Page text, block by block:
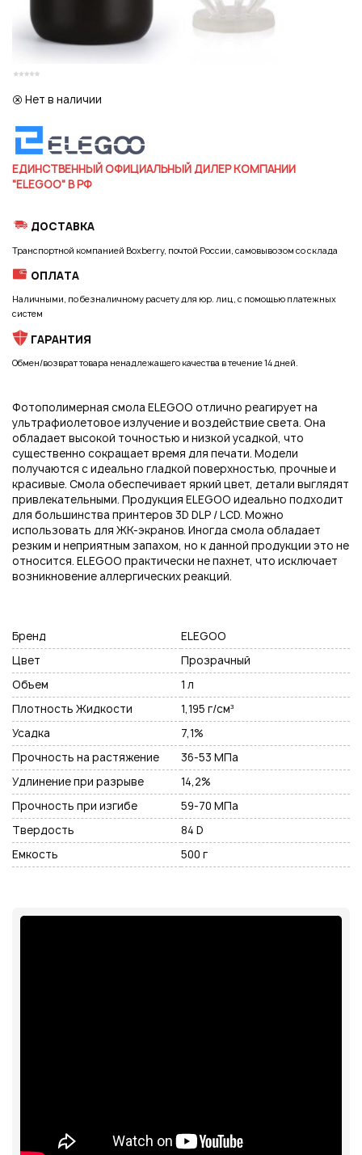
Нет в наличии
ЕДИНСТВЕННЫЙ ОФИЦИАЛЬНЫЙ ДИЛЕР КОМПАНИИ
"ELEGOO" В РФ
ДОСТАВКА
Транспортной компанией Boxberry, почтой России, самовывозом со склада
ОПЛАТА
Наличными, по безналичному расчету для юр. лиц, с помощью платежных
систем
ГАРАНТИЯ
Обмен/возврат товара ненадлежащего качества в течение 14 дней.
Фотополимерная смола ELEGOO отлично реагирует на
ультрафиолетовое излучение и воздействие света. Она
обладает высокой точностью и низкой усадкой, что
существенно сокращает время для печати. Модели
получаются с идеально гладкой поверхностью, прочные и
красивые. Смола обеспечивает яркий цвет, детали выглядят
привлекательными. Продукция ELEGOO идеально подходит
для большинства принтеров 3D DLP / LCD. Можно
использовать для ЖК-экранов. Иногда смола обладает
резким и неприятным запахом, но к данной продукции это не
относится. ELEGOO практически не пахнет, что исключает
возникновение аллергических реакций.
Бренд
ELEGOO
Цвет
Прозрачный
Объем
1 л
Плотность Жидкости
1,195 г/см³
Усадка
7,1%
Прочность на растяжение
36-53 МПа
Удлинение при разрыве
14,2%
Прочность при изгибе
59-70 МПа
Твердость
84 D
Емкость
500 г
Нажимая на кнопку "Отправить", вы даете согласие на обработку
персональных данных